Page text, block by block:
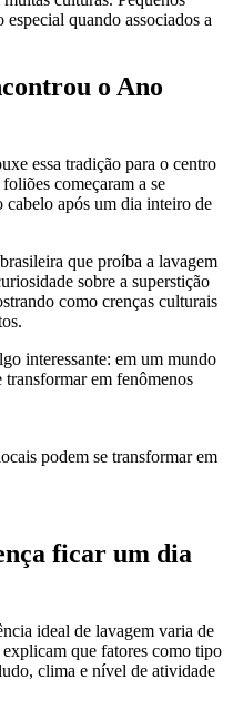
quando associados a
o Ano
essa tradição para o centro
começaram a se
cabelo após um dia inteiro de
que proíba a lavagem
sobre a superstição
como crenças culturais
interessante: em um mundo
transformar em fenômenos
podem se transformar em
ficar um dia
ideal de lavagem varia de
explicam que fatores como tipo
clima e nível de atividade